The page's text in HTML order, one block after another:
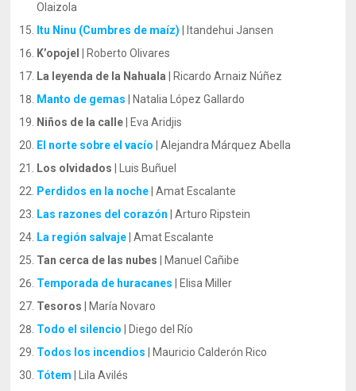
Olaizola
Itu Ninu (Cumbres de maíz) | Itandehui Jansen
K’opojel |
Roberto Olivares
La leyenda de la Nahuala | Ricardo Arnaiz Núñez
Manto de gemas | Natalia López Gallardo
Niños de la calle | Eva Aridjis
El norte sobre el vacío | Alejandra Márquez Abella
Los olvidados | Luis Buñuel
Perdidos en la noche | Amat Escalante
Las razones del corazón | Arturo Ripstein
La región salvaje | Amat Escalante
Tan cerca de las nubes | Manuel Cañibe
Temporada de huracanes | Elisa Miller
Tesoros | María Novaro
Todo el silencio
| Diego del Río
Todos los incendios | Mauricio Calderón Rico
Tótem | Lila Avilés